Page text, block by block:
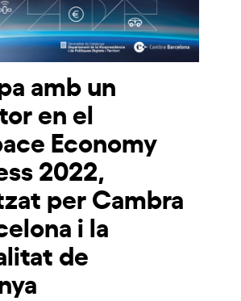
amb un
en el
Economy
2022,
per Cambra
i la
de